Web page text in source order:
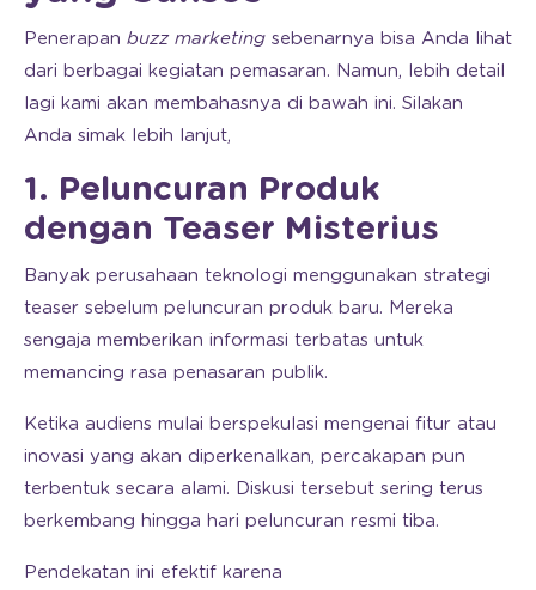
Penerapan buzz marketing sebenarnya bisa Anda lihat
dari berbagai kegiatan pemasaran. Namun, lebih detail
lagi kami akan membahasnya di bawah ini. Silakan
Anda simak lebih lanjut,
1. Peluncuran Produk
dengan Teaser Misterius
Banyak perusahaan teknologi menggunakan strategi
teaser sebelum peluncuran produk baru. Mereka
sengaja memberikan informasi terbatas untuk
memancing rasa penasaran publik.
Ketika audiens mulai berspekulasi mengenai fitur atau
inovasi yang akan diperkenalkan, percakapan pun
terbentuk secara alami. Diskusi tersebut sering terus
berkembang hingga hari peluncuran resmi tiba.
Pendekatan ini efektif karena